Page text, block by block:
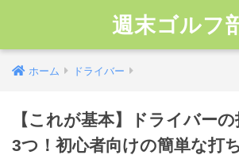
週末ゴルフ
ホーム ドライバー
【これが基本】ドライバー
3つ！初心者向けの簡単な打